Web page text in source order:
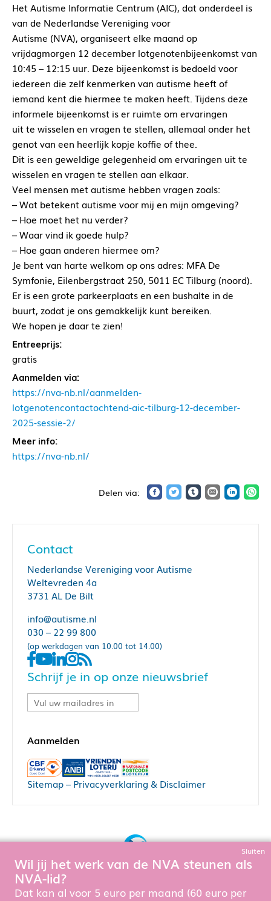
Het Autisme Informatie Centrum (AIC), dat onderdeel is
van de Nederlandse Vereniging voor
Autisme (NVA), organiseert elke maand op
vrijdagmorgen 12 december lotgenotenbijeenkomst van
10:45 – 12:15 uur. Deze bijeenkomst is bedoeld voor
iedereen die zelf kenmerken van autisme heeft of
iemand kent die hiermee te maken heeft. Tijdens deze
informele bijeenkomst is er ruimte om ervaringen
uit te wisselen en vragen te stellen, allemaal onder het
genot van een heerlijk kopje koffie of thee.
Dit is een geweldige gelegenheid om ervaringen uit te
wisselen en vragen te stellen aan elkaar.
Veel mensen met autisme hebben vragen zoals:
– Wat betekent autisme voor mij en mijn omgeving?
– Hoe moet het nu verder?
– Waar vind ik goede hulp?
– Hoe gaan anderen hiermee om?
Je bent van harte welkom op ons adres: MFA De
Symfonie, Eilenbergstraat 250, 5011 EC Tilburg (noord).
Er is een grote parkeerplaats en een bushalte in de
buurt, zodat je ons gemakkelijk kunt bereiken.
We hopen je daar te zien!
Entreeprijs:
gratis
Aanmelden via:
https://nva-nb.nl/aanmelden-
lotgenotencontactochtend-aic-tilburg-12-december-
2025-sessie-2/
Meer info:
https://nva-nb.nl/
Contact
Nederlandse Vereniging voor Autisme
Weltevreden 4a
3731 AL De Bilt
info@autisme.nl
030 – 22 99 800
(op werkdagen van 10.00 tot 14.00)
Schrijf je in op onze nieuwsbrief
Sitemap– Privacyverklaring & Disclaimer
Om de website goed te laten functioneren en te verbeteren
Sluiten
Wil jij het werk van de NVA steunen als
NVA-lid?
Dat kan al voor 5 euro per maand (60 euro per